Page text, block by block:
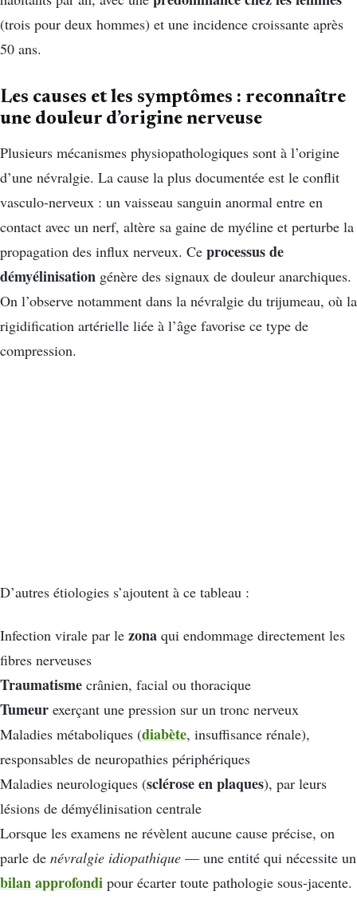
(trois pour deux hommes) et une incidence croissante après
50 ans.
Les causes et les symptômes : reconnaître
une douleur d’origine nerveuse
Plusieurs mécanismes physiopathologiques sont à l’origine
d’une névralgie. La cause la plus documentée est le conflit
vasculo-nerveux : un vaisseau sanguin anormal entre en
contact avec un nerf, altère sa gaine de myéline et perturbe la
propagation des influx nerveux. Ce processus de
démyélinisation génère des signaux de douleur anarchiques.
On l’observe notamment dans la névralgie du trijumeau, où la
rigidification artérielle liée à l’âge favorise ce type de
compression.
D’autres étiologies s’ajoutent à ce tableau :
Infection virale par le zona qui endommage directement les
fibres nerveuses
Traumatisme crânien, facial ou thoracique
Tumeur exerçant une pression sur un tronc nerveux
Maladies métaboliques (diabète, insuffisance rénale),
responsables de neuropathies périphériques
Maladies neurologiques (sclérose en plaques), par leurs
lésions de démyélinisation centrale
Lorsque les examens ne révèlent aucune cause précise, on
parle de névralgie idiopathique — une entité qui nécessite un
bilan approfondi pour écarter toute pathologie sous-jacente.